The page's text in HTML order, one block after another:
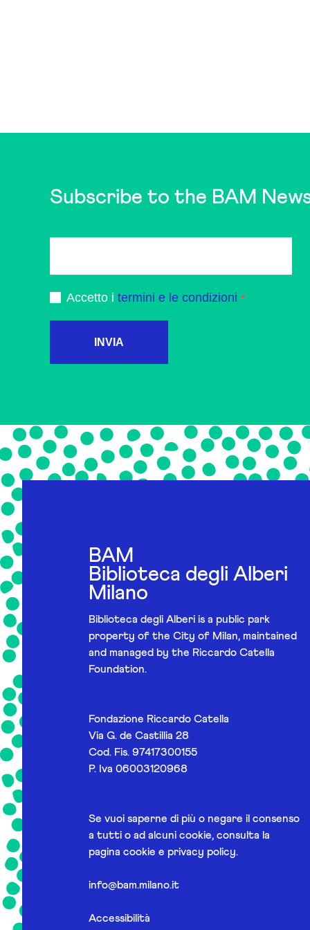
Subscribe to the BAM
Accetto i termini e le condizioni
INVIA
BAM
Biblioteca degli Alberi
Milano
Biblioteca degli Alberi is a public park
property of the City of Milan, maintained
and managed by the Riccardo Catella
Foundation.
Fondazione Riccardo Catella
Via G. de Castillia 28
Cod. Fis. 97417300155
P. Iva 06003120968
Se vuoi saperne di più o negare il consenso
a tutti o ad alcuni cookie, consulta la
pagina cookie e privacy policy.
info@bam.milano.it
Accessibilità